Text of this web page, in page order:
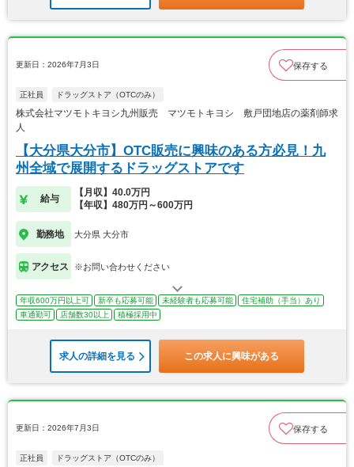
更新日：2026年7月3日 保存する
正社員 ドラッグストア（OTCのみ）
株式会社マツモトキヨシ九州販売 マツモトキヨシ 敷戸団地店の薬剤師求
人
【大分県大分市】OTC販売に興味のある方必見！九
州全域で展開するドラッグストアです
給与
【月収】40.0万円
【年収】480万円～600万円
勤務地 大分県 大分市
アクセス ※お問い合わせください
年収600万円以上可 新卒も応募可能 未経験者も応募可能
住宅補助（手当）あり
車通勤可
店舗数30以上 積極採用中
求人の詳細を見る この求人に興味がある
更新日：2026年7月3日 保存する
正社員 ドラッグストア（OTCのみ）